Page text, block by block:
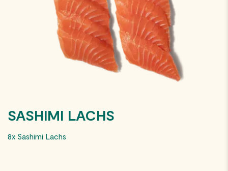
SASHIMI LACHS
8x Sashimi Lachs